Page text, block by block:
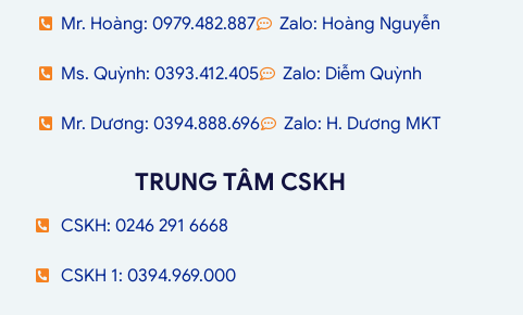
Mr. Hoàng: 0979.482.887 Zalo: Hoàng Nguyễn
Ms. Quỳnh: 0393.412.405 Zalo: Diễm Quỳnh
Mr. Dương: 0394.888.696 Zalo: H. Dương MKT
TRUNG TÂM CSKH
CSKH: 0246 291 6668
CSKH 1: 0394.969.000